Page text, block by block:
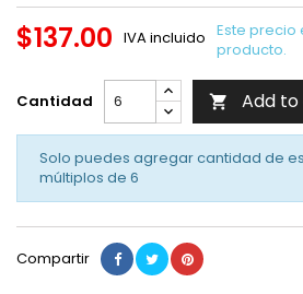
$137.00 IVA incluido Este precio
producto.
Cantidad  Add
Solo puedes agregar cantidad de
múltiplos de 6
Compartir